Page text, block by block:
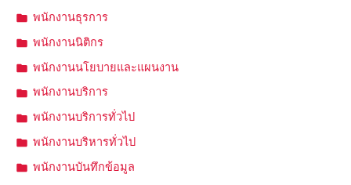
พนักงานธุรการ
พนักงานนิติกร
พนักงานนโยบายและแผนงาน
พนักงานบริการ
พนักงานบริการทั่วไป
พนักงานบริหารทั่วไป
พนักงานบันทึกข้อมูล